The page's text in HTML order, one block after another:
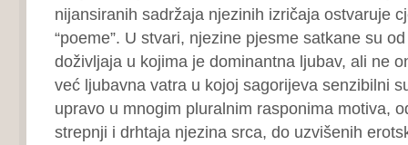
nijansiranih sadržaja njezinih izričaja ostvaruje
“poeme”. U stvari, njezine pjesme satkane su
doživljaja u kojima je dominantna ljubav, ali ne
već ljubavna vatra u kojoj sagorijeva senzibilni
upravo u mnogim pluralnim rasponima motiva,
strepnji i drhtaja njezina srca, do uzvišenih